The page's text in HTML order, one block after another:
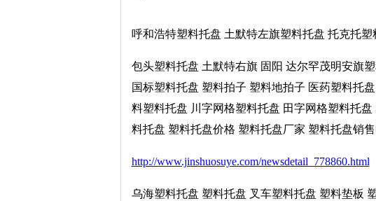
呼和浩特塑料托盘 土默特左旗塑料托盘 托克托
包头塑料托盘 土默特右旗 固阳 达尔罕茂明安旗
国标塑料托盘 塑料拍子 塑料地拍子 医药塑料托
料塑料托盘 川字网格塑料托盘 田字网格塑料托
料托盘 塑料托盘价格 塑料托盘厂家 塑料托盘销
http://www.jinshuosuye.com/newsdetail_778860.html
乌海塑料托盘 塑料托盘 叉车塑料托盘 塑料垫板